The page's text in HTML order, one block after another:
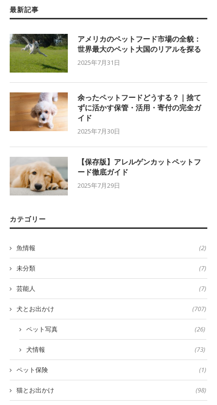
最新記事
アメリカのペットフード市場の全貌：
世界最大のペット大国のリアルを探る
2025年7月31日
余ったペットフードどうする？｜捨て
ずに活かす保管・活用・寄付の完全ガ
イド
2025年7月30日
【保存版】アレルゲンカットペットフ
ード徹底ガイド
2025年7月29日
カテゴリー
魚情報 (2)
未分類 (7)
芸能人 (7)
犬とお出かけ (707)
ペット写真 (26)
犬情報 (73)
ペット保険 (1)
猫とお出かけ (98)